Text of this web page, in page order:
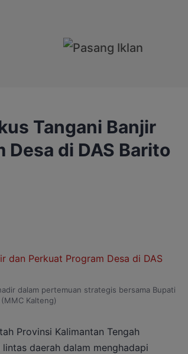
Tangani Banjir
Desa di DAS Barito
dalam pertemuan strategis bersama Bupati
Kalteng)
Provinsi Kalimantan Tengah
daerah dalam menghadapi